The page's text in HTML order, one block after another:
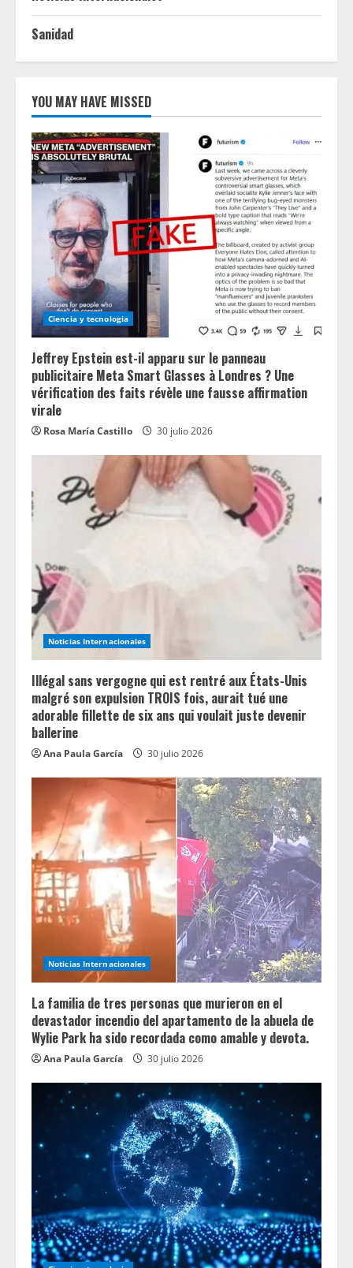
Sanidad
YOU MAY HAVE MISSED
Ciencia y tecnologia
Jeffrey Epstein est-il apparu sur le panneau
publicitaire Meta Smart Glasses à Londres ? Une
vérification des faits révèle une fausse affirmation
virale
Rosa María Castillo 30 julio 2026
Noticias Internacionales
Illégal sans vergogne qui est rentré aux États-Unis
malgré son expulsion TROIS fois, aurait tué une
adorable fillette de six ans qui voulait juste devenir
ballerine
Ana Paula García 30 julio 2026
Noticias Internacionales
La familia de tres personas que murieron en el
devastador incendio del apartamento de la abuela de
Wylie Park ha sido recordada como amable y devota.
Ana Paula García 30 julio 2026